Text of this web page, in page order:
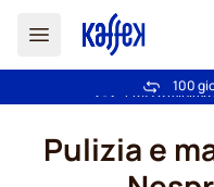
100
Pulizia e